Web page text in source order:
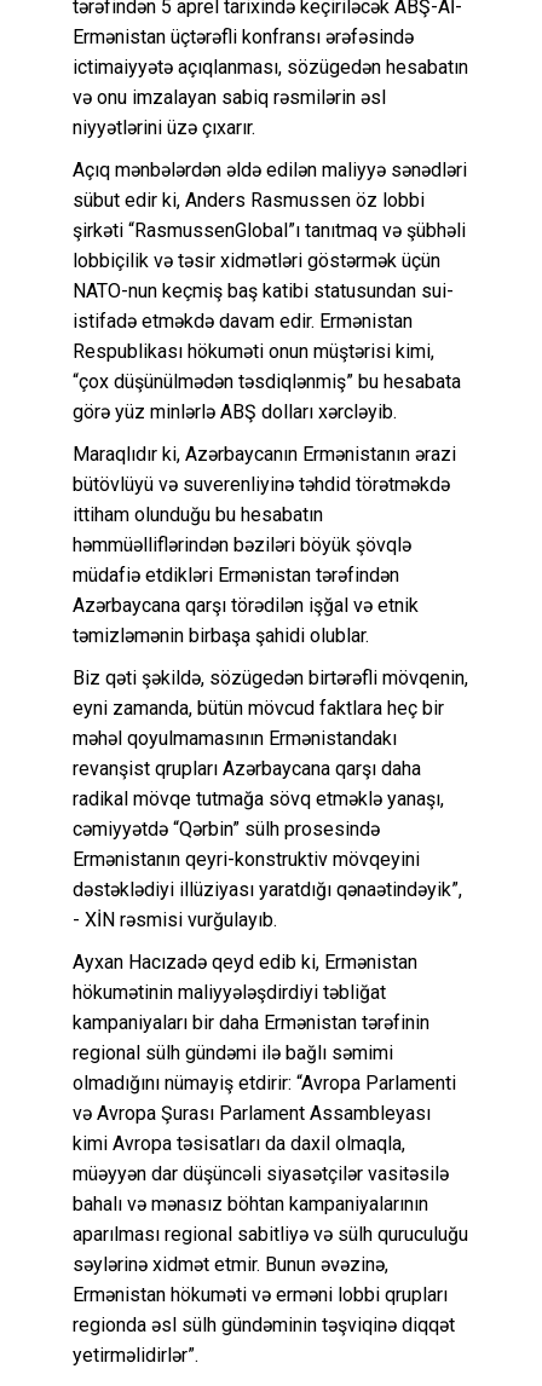
tərəfindən 5 aprel tarixində keçiriləcək ABŞ-Aİ-
Ermənistan üçtərəfli konfransı ərəfəsində
ictimaiyyətə açıqlanması, sözügedən hesabatın
və onu imzalayan sabiq rəsmilərin əsl
niyyətlərini üzə çıxarır.
Açıq mənbələrdən əldə edilən maliyyə sənədləri
sübut edir ki, Anders Rasmussen öz lobbi
şirkəti “RasmussenGlobal”ı tanıtmaq və şübhəli
lobbiçilik və təsir xidmətləri göstərmək üçün
NATO-nun keçmiş baş katibi statusundan sui-
istifadə etməkdə davam edir. Ermənistan
Respublikası hökuməti onun müştərisi kimi,
“çox düşünülmədən təsdiqlənmiş” bu hesabata
görə yüz minlərlə ABŞ dolları xərcləyib.
Maraqlıdır ki, Azərbaycanın Ermənistanın ərazi
bütövlüyü və suverenliyinə təhdid törətməkdə
ittiham olunduğu bu hesabatın
həmmüəlliflərindən bəziləri böyük şövqlə
müdafiə etdikləri Ermənistan tərəfindən
Azərbaycana qarşı törədilən işğal və etnik
təmizləmənin birbaşa şahidi olublar.
Biz qəti şəkildə, sözügedən birtərəfli mövqenin,
eyni zamanda, bütün mövcud faktlara heç bir
məhəl qoyulmamasının Ermənistandakı
revanşist qrupları Azərbaycana qarşı daha
radikal mövqe tutmağa sövq etməklə yanaşı,
cəmiyyətdə “Qərbin” sülh prosesində
Ermənistanın qeyri-konstruktiv mövqeyini
dəstəklədiyi illüziyası yaratdığı qənaətindəyik”,
- XİN rəsmisi vurğulayıb.
Ayxan Hacızadə qeyd edib ki, Ermənistan
hökumətinin maliyyələşdirdiyi təbliğat
kampaniyaları bir daha Ermənistan tərəfinin
regional sülh gündəmi ilə bağlı səmimi
olmadığını nümayiş etdirir: “Avropa Parlamenti
və Avropa Şurası Parlament Assambleyası
kimi Avropa təsisatları da daxil olmaqla,
müəyyən dar düşüncəli siyasətçilər vasitəsilə
bahalı və mənasız böhtan kampaniyalarının
aparılması regional sabitliyə və sülh quruculuğu
səylərinə xidmət etmir. Bunun əvəzinə,
Ermənistan hökuməti və erməni lobbi qrupları
regionda əsl sülh gündəminin təşviqinə diqqət
yetirməlidirlər”.